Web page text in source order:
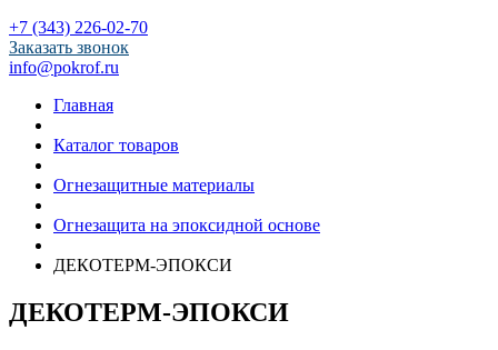
+7 (343) 226-02-70
Заказать звонок
info@pokrof.ru
Главная
Каталог товаров
Огнезащитные материалы
Огнезащита на эпоксидной основе
ДЕКОТЕРМ-ЭПОКСИ
ДЕКОТЕРМ-ЭПОКСИ